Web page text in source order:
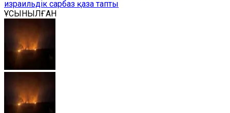
израильдік сарбаз қаза тапты
ҰСЫНЫЛҒАН